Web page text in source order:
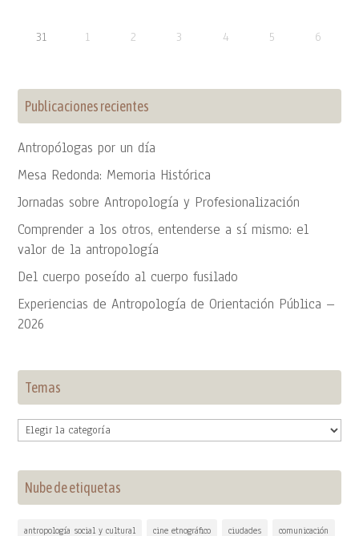
31 1 2 3 4 5 6
Publicaciones recientes
Antropólogas por un día
Mesa Redonda: Memoria Histórica
Jornadas sobre Antropología y Profesionalización
Comprender a los otros, entenderse a sí mismo: el
valor de la antropología
Del cuerpo poseído al cuerpo fusilado
Experiencias de Antropología de Orientación Pública –
2026
Temas
Temas
Nube de etiquetas
antropología social y cultural cine etnográfico ciudades comunicación